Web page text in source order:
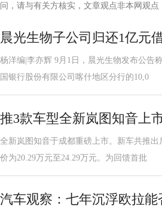
问，请与有关方核实，文章观点非本网观点
晨光生物子公司归还1亿元
杨洋编|李亦辉 9月1日，晨光生物发布公告
国银行股份有限公司喀什地区分行的10,0
推3款车型全新岚图知音上
全新岚图知音于成都重磅上市。新车共推
价为20.29万元至24.29万元。为回馈首批
汽车观察：七年沉浮欧拉能